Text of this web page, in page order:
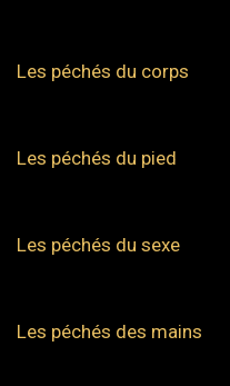
Les péchés du corps
Les péchés du pied
Les péchés du sexe
Les péchés des mains